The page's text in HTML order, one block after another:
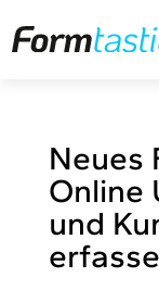
Neues
Online
und